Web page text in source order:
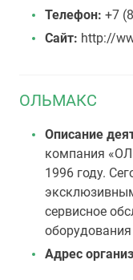
Телефон: +7
Сайт: http://
ОЛЬМАКС
Описание
компания
1996 году.
сервисное
оборудования
Адрес